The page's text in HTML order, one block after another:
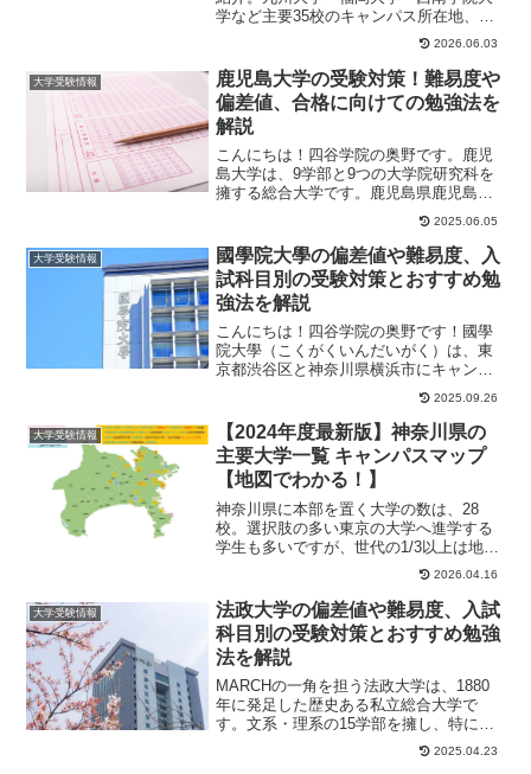
学など主要35校のキャンパス所在地、最
寄り駅、偏差値、特徴をまとめて確認で
きます。福岡で大学選びをする受験生必
見。
2026.06.03
大学受験情報
鹿児島大学の受験対策！難易度や
偏差値、合格に向けての勉強法を
解説
こんにちは！四谷学院の奥野です。鹿児
島大学は、9学部と9つの大学院研究科を
擁する総合大学です。鹿児島県鹿児島市
に郡元キャンパス、桜ヶ丘キャンパス、
2025.06.05
大学受験情報
國學院大學の偏差値や難易度、入
試科目別の受験対策とおすすめ勉
強法を解説
こんにちは！四谷学院の奥野です！國學
院大學（こくがくいんだいがく）は、東
京都渋谷区と神奈川県横浜市にキャンパ
スを持つ、人文・社会科学系の総合大学
2025.09.26
大学受験情報
【2024年度最新版】神奈川県の
主要大学一覧 キャンパスマップ
【地図でわかる！】
神奈川県に本部を置く大学の数は、28
校。選択肢の多い東京の大学へ進学する
学生も多いですが、世代の1/3以上は地元
の大学にそのまま通学しています。横浜
2026.04.16
大学受験情報
法政大学の偏差値や難易度、入試
科目別の受験対策とおすすめ勉強
法を解説
MARCHの一角を担う法政大学は、1880
年に発足した歴史ある私立総合大学で
す。文系・理系の15学部を擁し、特に日
本最古の私立法律学校として誕生した経
2025.04.23